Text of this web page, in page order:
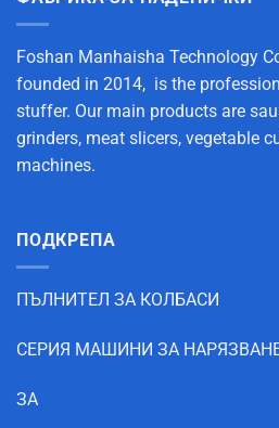
Foshan Manhaisha Technology
founded in 2014, is the
stuffer. Our main products are
grinders, meat slicers, vegetable
machines.
ПОДКРЕПА
ПЪЛНИТЕЛ ЗА КОЛБАСИ
СЕРИЯ МАШИНИ ЗА
ЗА